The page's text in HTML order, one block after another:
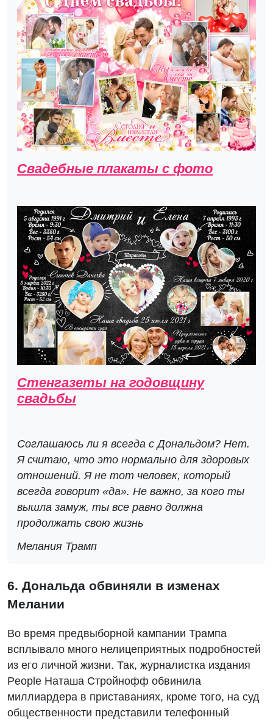
Свадебные плакаты с фото
Стенгазеты на годовщину
свадьбы
Соглашаюсь ли я всегда с Дональдом? Нет.
Я считаю, что это нормально для здоровых
отношений. Я не тот человек, который
всегда говорит «да». Не важно, за кого ты
вышла замуж, ты все равно должна
продолжать свою жизнь
Мелания Трамп
6. Дональда обвиняли в изменах
Мелании
Во время предвыборной кампании Трампа
всплывало много нелицеприятных подробностей
из его личной жизни. Так, журналистка издания
People Наташа Стройнофф обвинила
миллиардера в приставаниях, кроме того, на суд
общественности представили телефонный